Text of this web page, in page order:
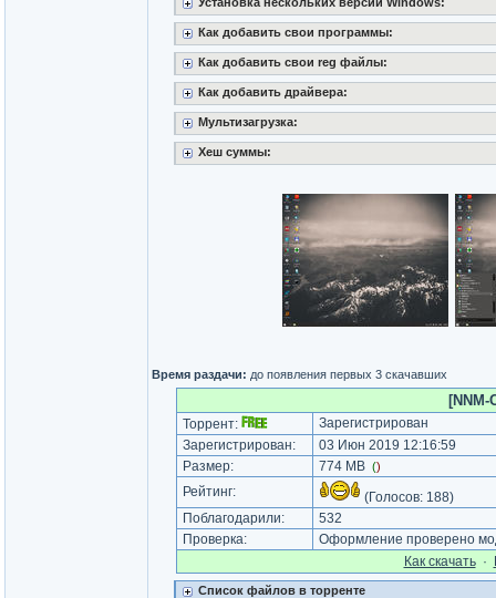
Как добавить свои программы:
Как добавить свои reg файлы:
Как добавить драйвера:
Мультизагрузка:
Хеш суммы:
Время раздачи: до появления первых 3 скачавших
Торрент:
Зарегистрирован
Зарегистрирован:
03 Июн 2019 12:16:59
Размер:
774 MB ()
Рейтинг: (Голосов: 188)
Поблагодарили:
532
Проверка:
Оформление проверено
Как cкачать·
Список файлов в торренте